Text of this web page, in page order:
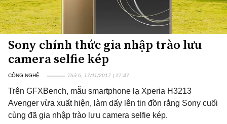
Sony chính thức gia nhập trào lưu
camera selfie kép
CÔNG NGHỆ Thứ 6, 17/11/2017 | 17:47
Trên GFXBench, mẫu smartphone lạ Xperia H3213
Avenger vừa xuất hiện, làm dấy lên tin đồn rằng Sony cuối
cùng đã gia nhập trào lưu camera selfie kép.